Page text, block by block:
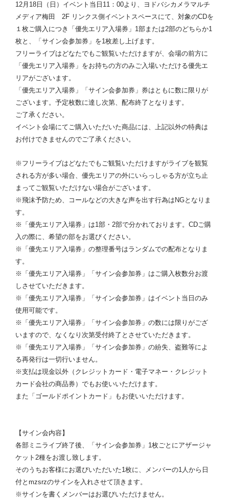
12月18日（日）イベント当日11：00より、ヨドバシカメラマルチ
メディア梅田 2F リンクス側イベントスペースにて、対象のCDを
１枚ご購入につき「優先エリア入場券」1部または2部のどちらか1
枚と、「サイン会参加券」を1枚差し上げます。
フリーライブはどなたでもご観覧いただけますが、会場の前方に
「優先エリア入場券」をお持ちの方のみご入場いただける優先エ
リアがございます。
「優先エリア入場券」「サイン会参加券」券はともに数に限りが
ございます。予定枚数に達し次第、配布終了となります。
ご了承ください。
イベント会場にてご購入いただいた商品には、上記以外の特典は
お付けできませんのでご了承ください。
※フリーライブはどなたでもご観覧いただけますがライブを観覧
される方が多い場合、優先エリアの外にいらっしゃる方が立ち止
まってご観覧いただけない場合がございます。
※飛沫予防ため、コールなどの大きな声を出す行為はNGとなりま
す。
※「優先エリア入場券」は1部・2部で分かれております。CDご購
入の際に、希望の部をお選びください。
※「優先エリア入場券」の整理番号はランダムでの配布となりま
す。
※「優先エリア入場券」「サイン会参加券」はご購入枚数分お渡
しさせていただきます。
※「優先エリア入場券」「サイン会参加券」はイベント当日のみ
使用可能です。
※「優先エリア入場券」「サイン会参加券」の数には限りがござ
いますので、なくなり次第受付終了とさせていただきます。
※「優先エリア入場券」「サイン会参加券」の紛失、盗難等によ
る再発行は一切行いません。
※支払は現金以外（クレジットカード・電子マネー・クレジット
カード会社の商品券）でもお使いいただけます。
また「ゴールドポイントカード」もお使いいただけます。
【サイン会内容】
各部ミニライブ終了後、「サイン会参加券」1枚ごとにアザージャ
ケット2種をお渡し致します。
そのうちお客様にお選びいただいた1枚に、メンバーの1人から日
付とmzsrzのサインを入れさせて頂きます。
※サインを書くメンバーはお選びいただけません。